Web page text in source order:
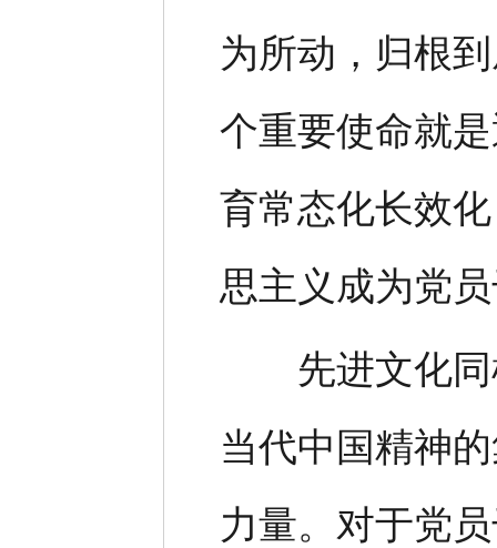
为所动，归根
个重要使命就
育常态化长效
思主义成为党
先进文化同
当代中国精神
力量。对于党